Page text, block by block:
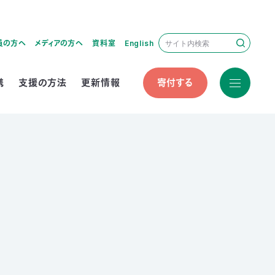
の方へ メディアの方へ 資料室 English
支援の方法 更新情報 寄付する